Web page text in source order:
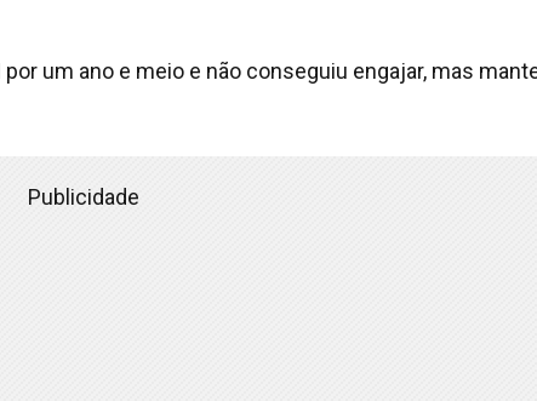
um ano e meio e não conseguiu engajar, mas
Publicidade